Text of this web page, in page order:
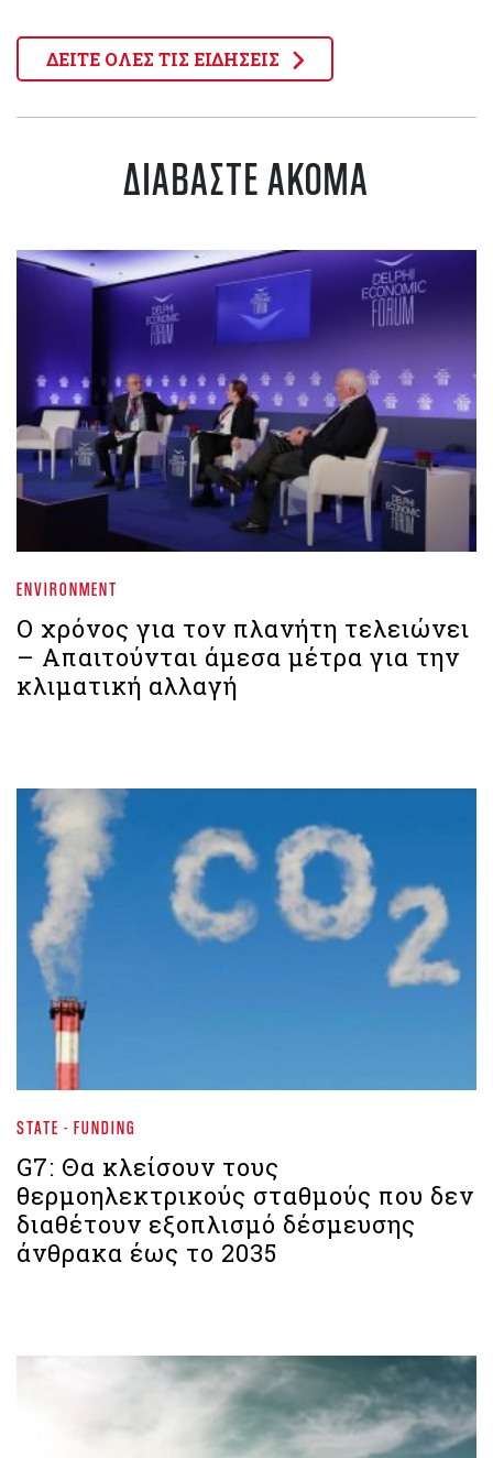
ΔΕΙΤΕ ΟΛΕΣ ΤΙΣ ΕΙΔΗΣΕΙΣ
ΔΙΑΒΑΣΤΕ ΑΚΟΜΑ
ENVIRONMENT
Ο χρόνος για τον πλανήτη τελειώνει
– Απαιτούνται άμεσα μέτρα για την
κλιματική αλλαγή
STATE - FUNDING
G7: Θα κλείσουν τους
θερμοηλεκτρικούς σταθμούς που δεν
διαθέτουν εξοπλισμό δέσμευσης
άνθρακα έως το 2035